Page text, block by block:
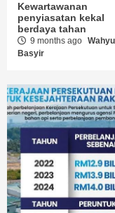
Kewartawanan
penyiasatan kekal
berdaya tahan
9 months ago Wahyu
Basyir